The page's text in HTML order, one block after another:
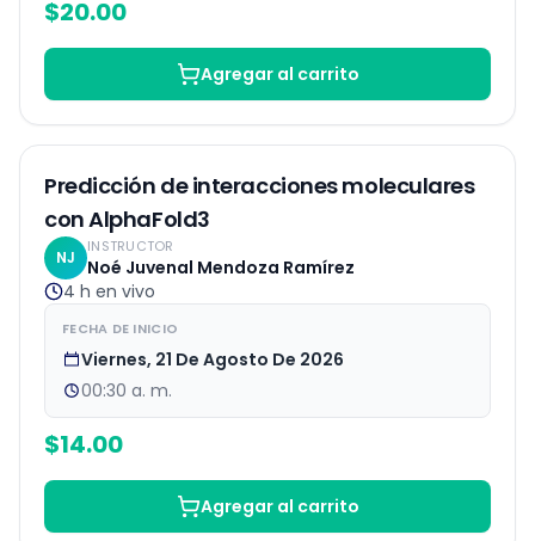
$20.00
Agregar al carrito
Predicción de interacciones moleculares
con AlphaFold3
NJ
INSTRUCTOR
Noé Juvenal Mendoza Ramírez
4 h en vivo
FECHA DE INICIO
Viernes, 21 De Agosto De 2026
00:30 a. m.
$14.00
Agregar al carrito